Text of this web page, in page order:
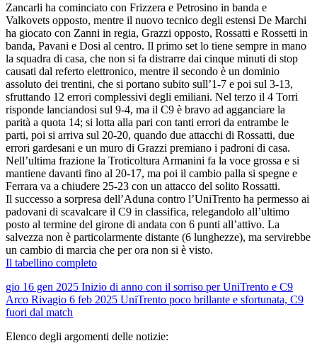
Zancarli ha cominciato con Frizzera e Petrosino in banda e
Valkovets opposto, mentre il nuovo tecnico degli estensi De Marchi
ha giocato con Zanni in regia, Grazzi opposto, Rossatti e Rossetti in
banda, Pavani e Dosi al centro. Il primo set lo tiene sempre in mano
la squadra di casa, che non si fa distrarre dai cinque minuti di stop
causati dal referto elettronico, mentre il secondo è un dominio
assoluto dei trentini, che si portano subito sull’1-7 e poi sul 3-13,
sfruttando 12 errori complessivi degli emiliani. Nel terzo il 4 Torri
risponde lanciandosi sul 9-4, ma il C9 è bravo ad agganciare la
parità a quota 14; si lotta alla pari con tanti errori da entrambe le
parti, poi si arriva sul 20-20, quando due attacchi di Rossatti, due
errori gardesani e un muro di Grazzi premiano i padroni di casa.
Nell’ultima frazione la Troticoltura Armanini fa la voce grossa e si
mantiene davanti fino al 20-17, ma poi il cambio palla si spegne e
Ferrara va a chiudere 25-23 con un attacco del solito Rossatti.
Il successo a sorpresa dell’Aduna contro l’UniTrento ha permesso ai
padovani di scavalcare il C9 in classifica, relegandolo all’ultimo
posto al termine del girone di andata con 6 punti all’attivo. La
salvezza non è particolarmente distante (6 lunghezze), ma servirebbe
un cambio di marcia che per ora non si è visto.
Il tabellino completo
gio 16 gen 2025 Inizio di anno con il sorriso per UniTrento e C9
Arco Rivagio 6 feb 2025 UniTrento poco brillante e sfortunata, C9
fuori dal match
Elenco degli argomenti delle notizie: